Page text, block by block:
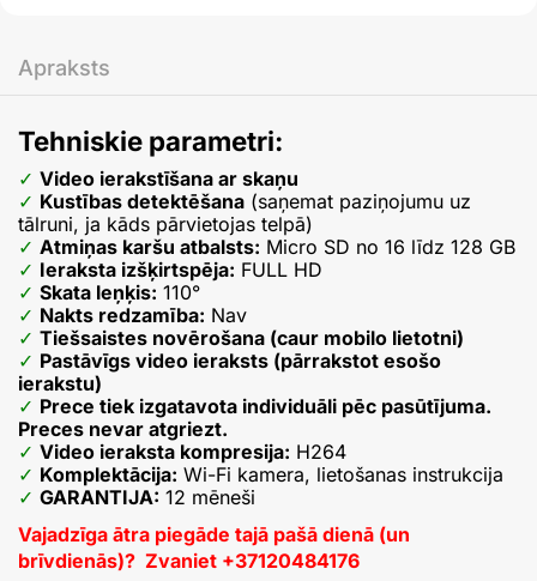
Apraksts
Tehniskie parametri:
Video ierakstīšana ar skaņu
Kustības detektēšana (saņemat paziņojumu uz
tālruni, ja kāds pārvietojas telpā)
Atmiņas karšu atbalsts: Micro SD no 16 līdz 128 GB
Ieraksta izšķirtspēja: FULL HD
Skata leņķis: 110°
Nakts redzamība: Nav
Tiešsaistes novērošana (caur mobilo lietotni)
Pastāvīgs video ieraksts (pārrakstot esošo
ierakstu)
Prece tiek izgatavota individuāli pēc pasūtījuma.
Preces nevar atgriezt.
Video ieraksta kompresija: H264
Komplektācija: Wi-Fi kamera, lietošanas instrukcija
GARANTIJA: 12 mēneši
Vajadzīga ātra piegāde tajā pašā dienā (un
brīvdienās)? Zvaniet +37120484176